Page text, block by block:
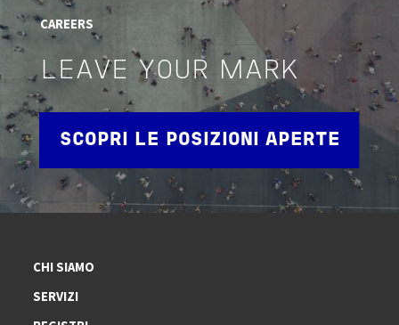
CAREERS
LEAVE YOUR MARK
SCOPRI LE POSIZIONI APERTE
CHI SIAMO
SERVIZI